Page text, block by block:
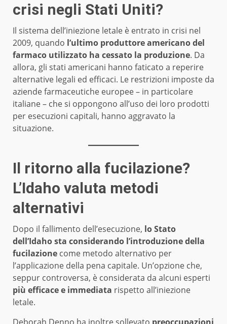
crisi negli Stati Uniti?
Il sistema dell’iniezione letale è entrato in crisi nel
2009, quando l’ultimo produttore americano del
farmaco utilizzato ha cessato la produzione. Da
allora, gli stati americani hanno faticato a reperire
alternative legali ed efficaci. Le restrizioni imposte da
aziende farmaceutiche europee – in particolare
italiane – che si oppongono all’uso dei loro prodotti
per esecuzioni capitali, hanno aggravato la
situazione.
Il ritorno alla fucilazione?
L’Idaho valuta metodi
alternativi
Dopo il fallimento dell’esecuzione, lo Stato
dell’Idaho sta considerando l’introduzione della
fucilazione come metodo alternativo per
l’applicazione della pena capitale. Un’opzione che,
seppur controversa, è considerata da alcuni esperti
più efficace e immediata rispetto all’iniezione
letale.